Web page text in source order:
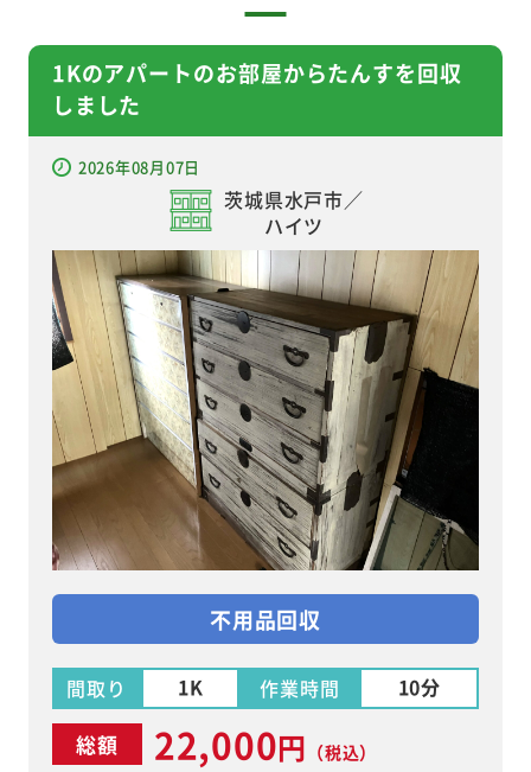
1Kのアパートのお部屋からたんすを回収
しました
2026年08月07日
茨城県水戸市／
ハイツ
不用品回収
間取り 1K 作業時間 10分
総額 22,000円 （税込）